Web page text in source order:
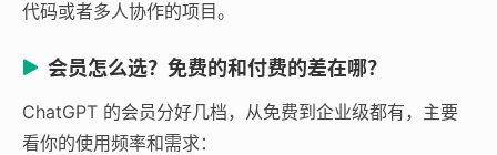
代码或者多人协作的项目。
会员怎么选？免费的和付费的差在哪？
ChatGPT 的会员分好几档，从免费到企业级都有，主要
看你的使用频率和需求：